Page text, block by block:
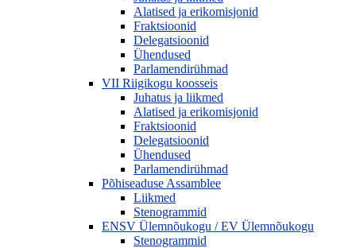
Alatised ja erikomisjonid
Fraktsioonid
Delegatsioonid
Ühendused
Parlamendirühmad
VII Riigikogu koosseis
Juhatus ja liikmed
Alatised ja erikomisjonid
Fraktsioonid
Delegatsioonid
Ühendused
Parlamendirühmad
Põhiseaduse Assamblee
Liikmed
Stenogrammid
ENSV Ülemnõukogu / EV Ülemnõukogu
Stenogrammid